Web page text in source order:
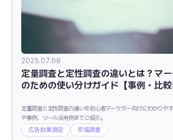
2025.07.08
定量調査と定性調査の違いとは？マ
のための使い分けガイド【事例・比較
定量調査と定性調査の違いを初心者マーケター向けにわかりや
や事例、ツール活用例までご紹介。
広告効果測定 市場調査